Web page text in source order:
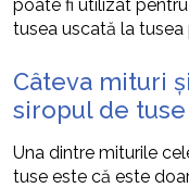
poate fi utilizat
tusea uscată la
Câteva mituri
siropul de tuse
Una dintre miturile
tuse este că este